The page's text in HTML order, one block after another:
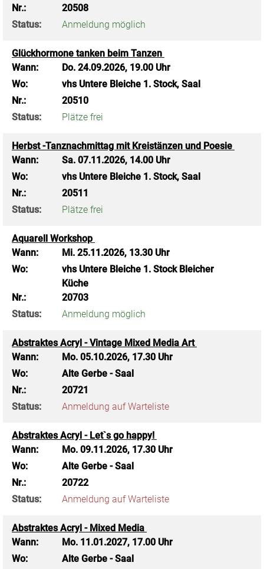
Nr.:
20508
Status:
Anmeldung möglich
Glückhormone tanken beim Tanzen
Wann:
Do. 24.09.2026, 19.00 Uhr
Wo:
vhs Untere Bleiche 1. Stock, Saal
Nr.:
20510
Status:
Plätze frei
Herbst -Tanznachmittag mit Kreistänzen und Poesie
Wann:
Sa. 07.11.2026, 14.00 Uhr
Wo:
vhs Untere Bleiche 1. Stock, Saal
Nr.:
20511
Status:
Plätze frei
Aquarell Workshop
Wann:
Mi. 25.11.2026, 13.30 Uhr
Wo:
vhs Untere Bleiche 1. Stock Bleicher
Küche
Nr.:
20703
Status:
Anmeldung möglich
Abstraktes Acryl - Vintage Mixed Media Art
Wann:
Mo. 05.10.2026, 17.30 Uhr
Wo:
Alte Gerbe - Saal
Nr.:
20721
Status:
Anmeldung auf Warteliste
Abstraktes Acryl - Let`s go happy!
Wann:
Mo. 09.11.2026, 17.30 Uhr
Wo:
Alte Gerbe - Saal
Nr.:
20722
Status:
Anmeldung auf Warteliste
Abstraktes Acryl - Mixed Media
Wann:
Mo. 11.01.2027, 17.00 Uhr
Wo:
Alte Gerbe - Saal